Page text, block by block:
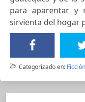
para aparentar y
sirvienta del hogar
Categorizado en: Ficción